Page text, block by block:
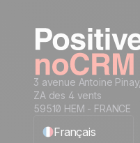
3 avenue Antoine Pinay,
ZA des 4 vents
59510 HEM - FRANCE
Français